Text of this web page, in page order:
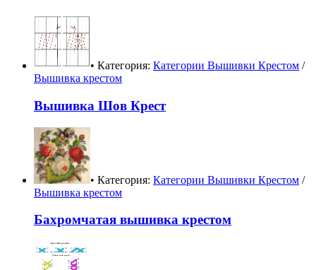
• Категория: Категории Вышивки Крестом /
Вышивка крестом
Вышивка Шов Крест
• Категория: Категории Вышивки Крестом /
Вышивка крестом
Бахромчатая вышивка крестом